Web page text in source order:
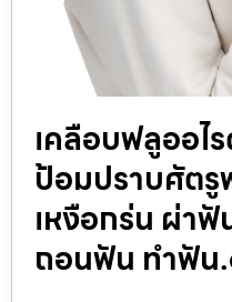
เคลือบฟลูออไ
ป้อมปราบศัตรู
เหงือกร่น ผ่า
ถอนฟัน ทำฟัน